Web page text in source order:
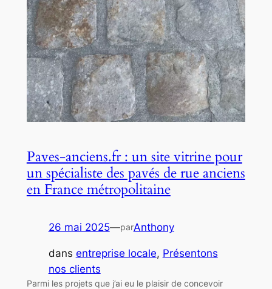
Paves-anciens.fr : un site vitrine pour
un spécialiste des pavés de rue anciens
en France métropolitaine
26 mai 2025—parAnthony
dans entreprise locale, Présentons
nos clients
Parmi les projets que j’ai eu le plaisir de concevoir